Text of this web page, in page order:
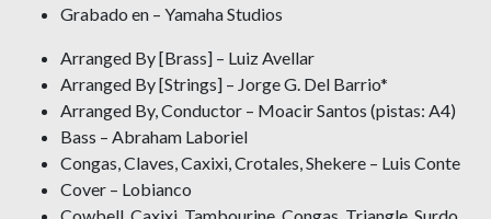
Grabado en – Yamaha Studios
Arranged By [Brass] – Luiz Avellar
Arranged By [Strings] – Jorge G. Del Barrio*
Arranged By, Conductor – Moacir Santos (pistas: A4)
Bass – Abraham Laboriel
Congas, Claves, Caxixi, Crotales, Shekere – Luis Conte
Cover – Lobianco